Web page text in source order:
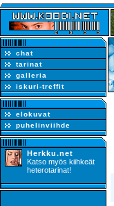
chat
tarinat
galleria
iskuri-treffit
elokuvat
puhelinviihde
Herkku.net
Katso myös kiihkeät
heterotarinat!